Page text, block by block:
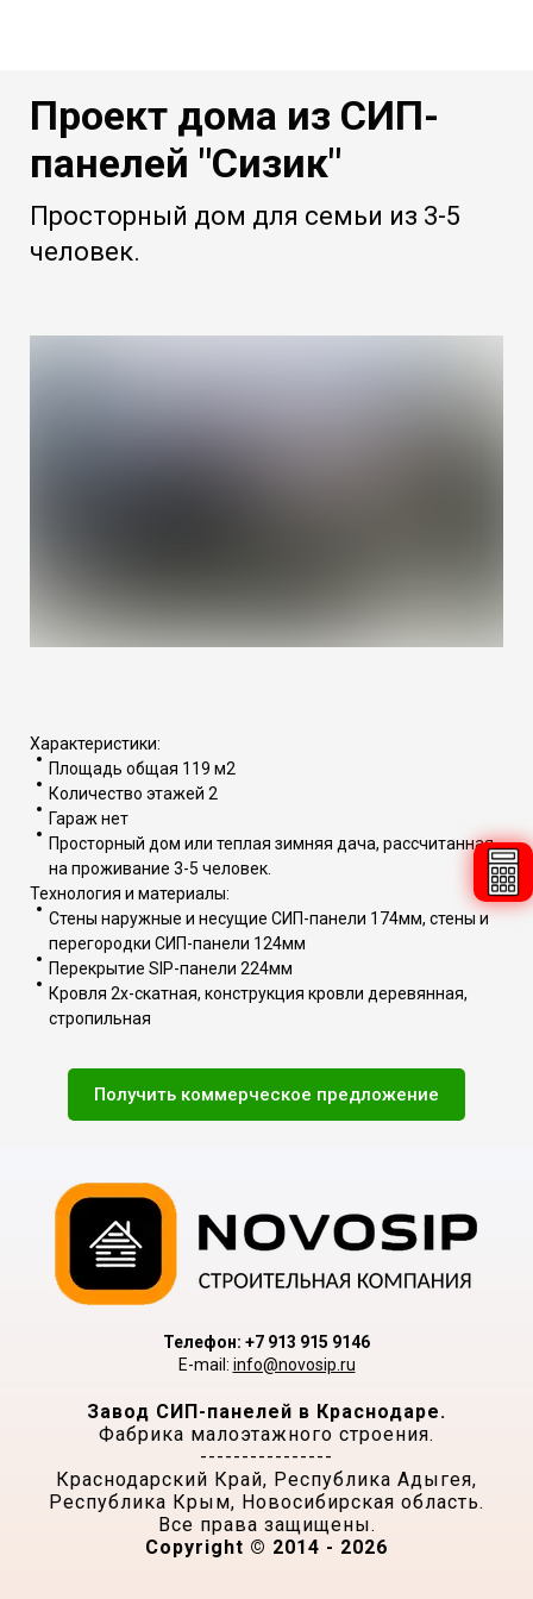
Проект дома из СИП-
панелей "Сизик"
Просторный дом для семьи из 3-5
человек.
Характеристики:
Площадь общая 119 м2
Количество этажей 2
Гараж нет
Просторный дом или теплая зимняя дача, рассчитанная
на проживание 3-5 человек.
Технология и материалы:
Стены наружные и несущие СИП-панели 174мм, стены и
перегородки СИП-панели 124мм
Перекрытие SIP-панели 224мм
Кровля 2х-скатная, конструкция кровли деревянная,
стропильная
Получить коммерческое предложение
Телефон: +7 913 915 9146
E-mail: info@novosip.ru
Завод СИП-панелей в Краснодаре.
Фабрика малоэтажного строения.
----------------
Краснодарский Край, Республика Адыгея,
Республика Крым, Новосибирская область.
Все права защищены.
Copyright © 2014 - 2026